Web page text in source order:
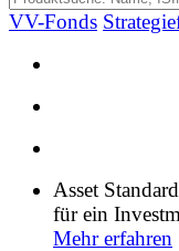
VV-Fonds
Asset
für ein
Mehr erfahren